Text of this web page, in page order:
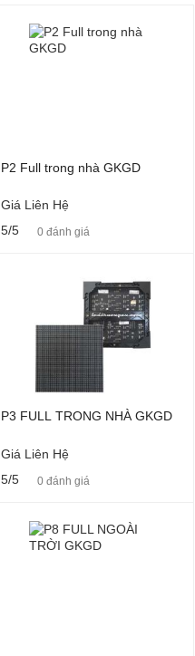
P2 Full trong nhà GKGD
Giá Liên Hệ
5/5
0 đánh giá
P3 FULL TRONG NHÀ GKGD
Giá Liên Hệ
5/5
0 đánh giá